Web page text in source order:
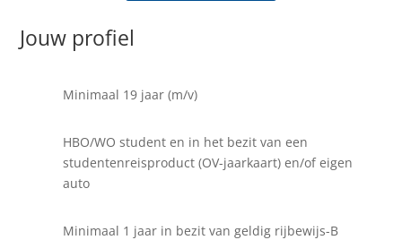
Jouw profiel
Minimaal 19 jaar (m/v)
HBO/WO student en in het bezit van een
studentenreisproduct (OV-jaarkaart) en/of eigen
auto
Minimaal 1 jaar in bezit van geldig rijbewijs-B